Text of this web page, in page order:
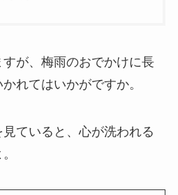
が、梅雨のおでかけに長
れてはいかがですか。
ていると、心が洗われる